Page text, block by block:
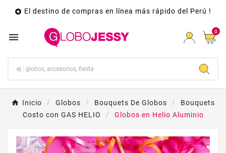
 El destino de compras en línea más rápido del Perú !
 0
Inicio Globos Bouquets De Globos
Bouquets
Costo con GAS HELIO
Globos en Helio Aluminio